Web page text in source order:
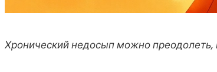
Хронический недосып можно преодолеть,